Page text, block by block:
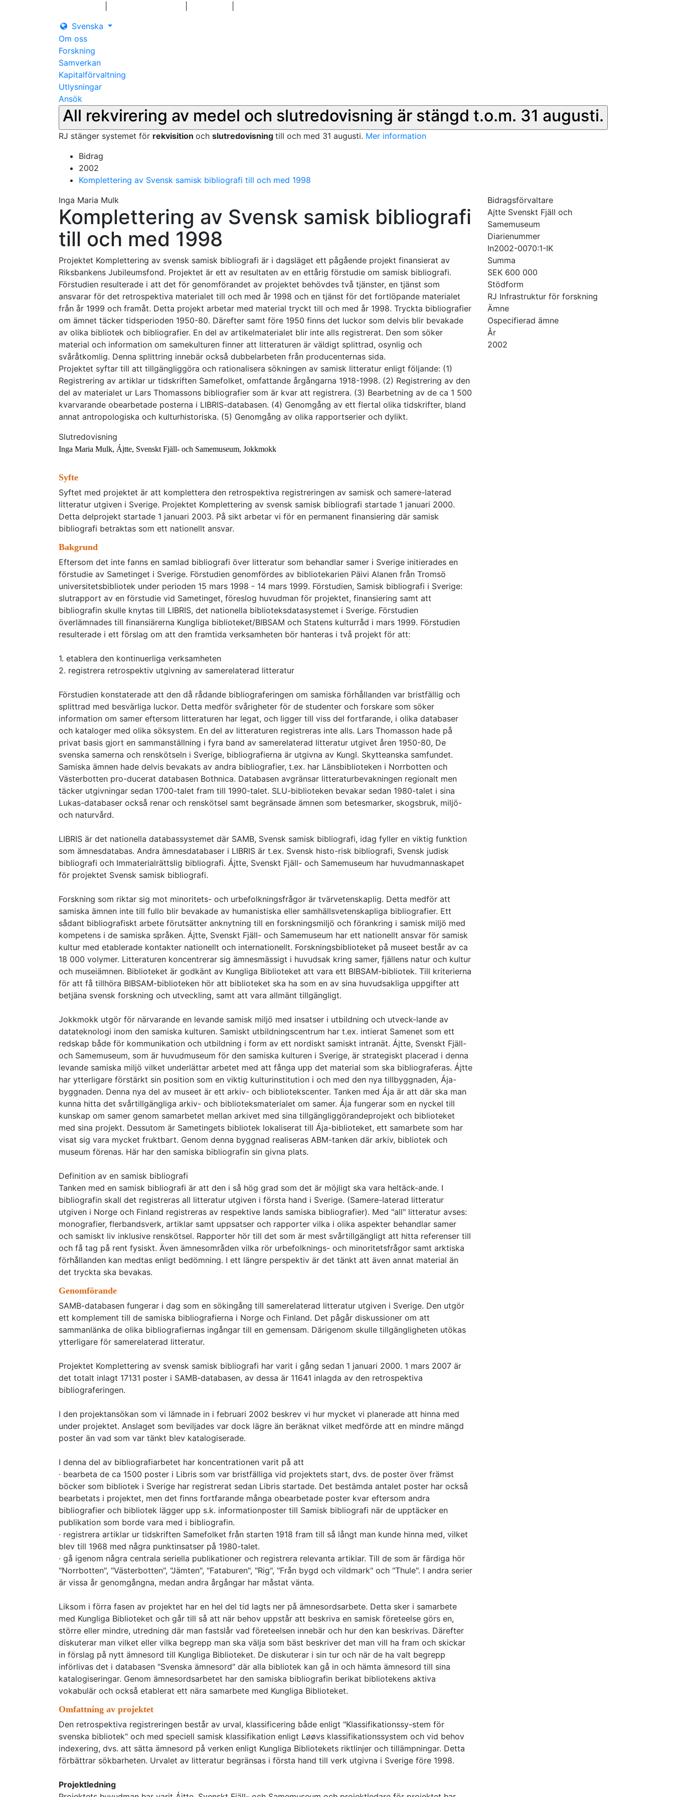
Svenska
Om oss
Forskning
Samverkan
Kapitalförvaltning
Utlysningar
Ansök
All rekvirering av medel och slutredovisning är stängd t.o.m. 31 augusti.
RJ stänger systemet för rekvisition och slutredovisning till och med 31 augusti. Mer information
Bidrag
2002
Komplettering av Svensk samisk bibliografi till och med 1998
Inga Maria Mulk
Komplettering av Svensk samisk bibliografi
till och med 1998
Projektet Komplettering av svensk samisk bibliografi är i dagsläget ett pågående projekt finansierat av
Riksbankens Jubileumsfond. Projektet är ett av resultaten av en ettårig förstudie om samisk bibliografi.
Förstudien resulterade i att det för genomförandet av projektet behövdes två tjänster, en tjänst som
ansvarar för det retrospektiva materialet till och med år 1998 och en tjänst för det fortlöpande materialet
från år 1999 och framåt. Detta projekt arbetar med material tryckt till och med år 1998. Tryckta bibliografier
om ämnet täcker tidsperioden 1950-80. Därefter samt före 1950 finns det luckor som delvis blir bevakade
av olika bibliotek och bibliografier. En del av artikelmaterialet blir inte alls registrerat. Den som söker
material och information om samekulturen finner att litteraturen är väldigt splittrad, osynlig och
svåråtkomlig. Denna splittring innebär också dubbelarbeten från producenternas sida.
Projektet syftar till att tillgängliggöra och rationalisera sökningen av samisk litteratur enligt följande: (1)
Registrering av artiklar ur tidskriften Samefolket, omfattande årgångarna 1918-1998. (2) Registrering av den
del av materialet ur Lars Thomassons bibliografier som är kvar att registrera. (3) Bearbetning av de ca 1 500
kvarvarande obearbetade posterna i LIBRIS-databasen. (4) Genomgång av ett flertal olika tidskrifter, bland
annat antropologiska och kulturhistoriska. (5) Genomgång av olika rapportserier och dylikt.
Slutredovisning
Inga Maria Mulk, Ájtte, Svenskt Fjäll- och Samemuseum, Jokkmokk
Syfte
Syftet med projektet är att komplettera den retrospektiva registreringen av samisk och samere-laterad
litteratur utgiven i Sverige. Projektet Komplettering av svensk samisk bibliografi startade 1 januari 2000.
Detta delprojekt startade 1 januari 2003. På sikt arbetar vi för en permanent finansiering där samisk
bibliografi betraktas som ett nationellt ansvar.
Bakgrund
Eftersom det inte fanns en samlad bibliografi över litteratur som behandlar samer i Sverige initierades en
förstudie av Sametinget i Sverige. Förstudien genomfördes av bibliotekarien Päivi Alanen från Tromsö
universitetsbibliotek under perioden 15 mars 1998 - 14 mars 1999. Förstudien, Samisk bibliografi i Sverige:
slutrapport av en förstudie vid Sametinget, föreslog huvudman för projektet, finansiering samt att
bibliografin skulle knytas till LIBRIS, det nationella biblioteksdatasystemet i Sverige. Förstudien
överlämnades till finansiärerna Kungliga biblioteket/BIBSAM och Statens kulturråd i mars 1999. Förstudien
resulterade i ett förslag om att den framtida verksamheten bör hanteras i två projekt för att:
1. etablera den kontinuerliga verksamheten
2. registrera retrospektiv utgivning av samerelaterad litteratur
Förstudien konstaterade att den då rådande bibliograferingen om samiska förhållanden var bristfällig och
splittrad med besvärliga luckor. Detta medför svårigheter för de studenter och forskare som söker
information om samer eftersom litteraturen har legat, och ligger till viss del fortfarande, i olika databaser
och kataloger med olika söksystem. En del av litteraturen registreras inte alls. Lars Thomasson hade på
privat basis gjort en sammanställning i fyra band av samerelaterad litteratur utgivet åren 1950-80, De
svenska samerna och renskötseln i Sverige, bibliografierna är utgivna av Kungl. Skytteanska samfundet.
Samiska ämnen hade delvis bevakats av andra bibliografier, t.ex. har Länsbiblioteken i Norrbotten och
Västerbotten pro-ducerat databasen Bothnica. Databasen avgränsar litteraturbevakningen regionalt men
täcker utgivningar sedan 1700-talet fram till 1990-talet. SLU-biblioteken bevakar sedan 1980-talet i sina
Lukas-databaser också renar och renskötsel samt begränsade ämnen som betesmarker, skogsbruk, miljö-
och naturvård.
LIBRIS är det nationella databassystemet där SAMB, Svensk samisk bibliografi, idag fyller en viktig funktion
som ämnesdatabas. Andra ämnesdatabaser i LIBRIS är t.ex. Svensk histo-risk bibliografi, Svensk judisk
bibliografi och Immaterialrättslig bibliografi. Ájtte, Svenskt Fjäll- och Samemuseum har huvudmannaskapet
för projektet Svensk samisk bibliografi.
Forskning som riktar sig mot minoritets- och urbefolkningsfrågor är tvärvetenskaplig. Detta medför att
samiska ämnen inte till fullo blir bevakade av humanistiska eller samhällsvetenskapliga bibliografier. Ett
sådant bibliografiskt arbete förutsätter anknytning till en forskningsmiljö och förankring i samisk miljö med
kompetens i de samiska språken. Ájtte, Svenskt Fjäll- och Samemuseum har ett nationellt ansvar för samisk
kultur med etablerade kontakter nationellt och internationellt. Forskningsbiblioteket på museet består av ca
18 000 volymer. Litteraturen koncentrerar sig ämnesmässigt i huvudsak kring samer, fjällens natur och kultur
och museiämnen. Biblioteket är godkänt av Kungliga Biblioteket att vara ett BIBSAM-bibliotek. Till kriterierna
för att få tillhöra BIBSAM-biblioteken hör att biblioteket ska ha som en av sina huvudsakliga uppgifter att
betjäna svensk forskning och utveckling, samt att vara allmänt tillgängligt.
Jokkmokk utgör för närvarande en levande samisk miljö med insatser i utbildning och utveck-lande av
datateknologi inom den samiska kulturen. Samiskt utbildningscentrum har t.ex. intierat Samenet som ett
redskap både för kommunikation och utbildning i form av ett nordiskt samiskt intranät. Ájtte, Svenskt Fjäll-
och Samemuseum, som är huvudmuseum för den samiska kulturen i Sverige, är strategiskt placerad i denna
levande samiska miljö vilket underlättar arbetet med att fånga upp det material som ska bibliograferas. Ájtte
har ytterligare förstärkt sin position som en viktig kulturinstitution i och med den nya tillbyggnaden, Ája-
byggnaden. Denna nya del av museet är ett arkiv- och bibliotekscenter. Tanken med Ája är att där ska man
kunna hitta det svårtillgängliga arkiv- och biblioteksmaterialet om samer. Ája fungerar som en nyckel till
kunskap om samer genom samarbetet mellan arkivet med sina tillgängliggörandeprojekt och biblioteket
med sina projekt. Dessutom är Sametingets bibliotek lokaliserat till Ája-biblioteket, ett samarbete som har
visat sig vara mycket fruktbart. Genom denna byggnad realiseras ABM-tanken där arkiv, bibliotek och
museum förenas. Här har den samiska bibliografin sin givna plats.
Definition av en samisk bibliografi
Tanken med en samisk bibliografi är att den i så hög grad som det är möjligt ska vara heltäck-ande. I
bibliografin skall det registreras all litteratur utgiven i första hand i Sverige. (Samere-laterad litteratur
utgiven i Norge och Finland registreras av respektive lands samiska bibliografier). Med "all" litteratur avses:
monografier, flerbandsverk, artiklar samt uppsatser och rapporter vilka i olika aspekter behandlar samer
och samiskt liv inklusive renskötsel. Rapporter hör till det som är mest svårtillgängligt att hitta referenser till
och få tag på rent fysiskt. Även ämnesområden vilka rör urbefolknings- och minoritetsfrågor samt arktiska
förhållanden kan medtas enligt bedömning. I ett längre perspektiv är det tänkt att även annat material än
det tryckta ska bevakas.
Genomförande
SAMB-databasen fungerar i dag som en sökingång till samerelaterad litteratur utgiven i Sverige. Den utgör
ett komplement till de samiska bibliografierna i Norge och Finland. Det pågår diskussioner om att
sammanlänka de olika bibliografiernas ingångar till en gemensam. Därigenom skulle tillgängligheten utökas
ytterligare för samerelaterad litteratur.
Projektet Komplettering av svensk samisk bibliografi har varit i gång sedan 1 januari 2000. 1 mars 2007 är
det totalt inlagt 17131 poster i SAMB-databasen, av dessa är 11641 inlagda av den retrospektiva
bibliograferingen.
I den projektansökan som vi lämnade in i februari 2002 beskrev vi hur mycket vi planerade att hinna med
under projektet. Anslaget som beviljades var dock lägre än beräknat vilket medförde att en mindre mängd
poster än vad som var tänkt blev katalogiserade.
I denna del av bibliografiarbetet har koncentrationen varit på att
· bearbeta de ca 1500 poster i Libris som var bristfälliga vid projektets start, dvs. de poster över främst
böcker som bibliotek i Sverige har registrerat sedan Libris startade. Det bestämda antalet poster har också
bearbetats i projektet, men det finns fortfarande många obearbetade poster kvar eftersom andra
bibliografier och bibliotek lägger upp s.k. informationposter till Samisk bibliografi när de upptäcker en
publikation som borde vara med i bibliografin.
· registrera artiklar ur tidskriften Samefolket från starten 1918 fram till så långt man kunde hinna med, vilket
blev till 1968 med några punktinsatser på 1980-talet.
· gå igenom några centrala seriella publikationer och registrera relevanta artiklar. Till de som är färdiga hör
"Norrbotten", "Västerbotten", "Jämten", "Fataburen", "Rig", "Från bygd och vildmark" och "Thule". I andra serier
är vissa år genomgångna, medan andra årgångar har måstat vänta.
Liksom i förra fasen av projektet har en hel del tid lagts ner på ämnesordsarbete. Detta sker i samarbete
med Kungliga Biblioteket och går till så att när behov uppstår att beskriva en samisk företeelse görs en,
större eller mindre, utredning där man fastslår vad företeelsen innebär och hur den kan beskrivas. Därefter
diskuterar man vilket eller vilka begrepp man ska välja som bäst beskriver det man vill ha fram och skickar
in förslag på nytt ämnesord till Kungliga Biblioteket. De diskuterar i sin tur och när de ha valt begrepp
införlivas det i databasen "Svenska ämnesord" där alla bibliotek kan gå in och hämta ämnesord till sina
katalogiseringar. Genom ämnesordsarbetet har den samiska bibliografin berikat bibliotekens aktiva
vokabulär och också etablerat ett nära samarbete med Kungliga Biblioteket.
Omfattning av projektet
Den retrospektiva registreringen består av urval, klassificering både enligt "Klassifikationssy-stem för
svenska bibliotek" och med speciell samisk klassifikation enligt Løøvs klassifikationssystem och vid behov
indexering, dvs. att sätta ämnesord på verken enligt Kungliga Bibliotekets riktlinjer och tillämpningar. Detta
förbättrar sökbarheten. Urvalet av litteratur begränsas i första hand till verk utgivna i Sverige före 1998.
Projektledning
Bidragsförvaltare
Ajtte Svenskt Fjäll och
Samemuseum
Diarienummer
In2002-0070:1-IK
Summa
SEK 600 000
Stödform
RJ Infrastruktur för forskning
Ämne
Ospecifierad ämne
År
2002